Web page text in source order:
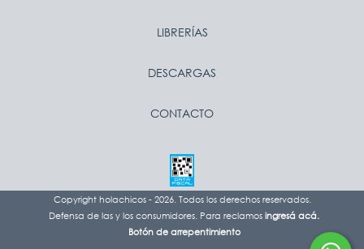
LIBRERÍAS
DESCARGAS
CONTACTO
Copyright holachicos - 2026. Todos los derechos reservados.
Defensa de las y los consumidores. Para reclamosingresá acá.
Botón de arrepentimiento